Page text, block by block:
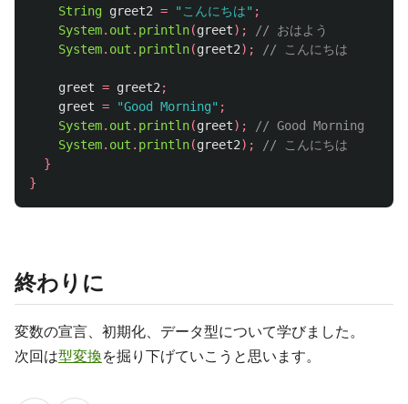
String greet2 = "こんにちは" ;
System. out . println(greet);
// おはよう
System. out . println(greet2); // こんにちは
greet = greet2 ;
greet = "Good Morning" ;
System. out . println(greet);
// Good Morning
System. out . println(greet2);
// こんにちは
}
}
終わりに
変数の宣言、初期化、データ型について学びました。
次回は型変換を掘り下げていこうと思います。